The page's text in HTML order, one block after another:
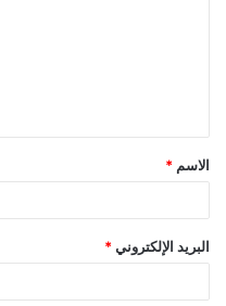
ق
*
الاسم *
البريد الإلكتروني *